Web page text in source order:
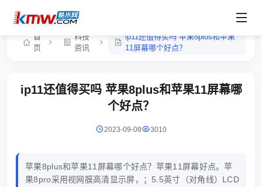
首
页
科技
资讯
ip11还值得买吗 苹果8plus和苹果
11屏幕哪个好点？
ip11还值得买吗 苹果8plus和苹果11屏幕哪
个好点？
2023-09-08 3010
苹果8plus和苹果11屏幕哪个好点？苹果11屏幕好点。苹
果8pro采用视网膜高清显示屏，；5.5英寸（对角线）LCD